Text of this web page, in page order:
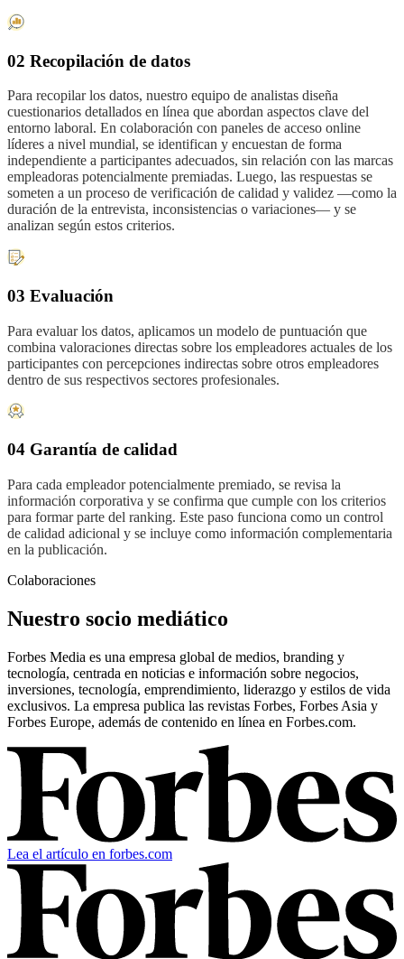
02 Recopilación de datos
Para recopilar los datos, nuestro equipo de analistas diseña
cuestionarios detallados en línea que abordan aspectos clave del
entorno laboral. En colaboración con paneles de acceso online
líderes a nivel mundial, se identifican y encuestan de forma
independiente a participantes adecuados, sin relación con las marcas
empleadoras potencialmente premiadas. Luego, las respuestas se
someten a un proceso de verificación de calidad y validez —como la
duración de la entrevista, inconsistencias o variaciones— y se
analizan según estos criterios.
03 Evaluación
Para evaluar los datos, aplicamos un modelo de puntuación que
combina valoraciones directas sobre los empleadores actuales de los
participantes con percepciones indirectas sobre otros empleadores
dentro de sus respectivos sectores profesionales.
04 Garantía de calidad
Para cada empleador potencialmente premiado, se revisa la
información corporativa y se confirma que cumple con los criterios
para formar parte del ranking. Este paso funciona como un control
de calidad adicional y se incluye como información complementaria
en la publicación.
Colaboraciones
Nuestro socio mediático
Forbes Media es una empresa global de medios, branding y
tecnología, centrada en noticias e información sobre negocios,
inversiones, tecnología, emprendimiento, liderazgo y estilos de vida
exclusivos. La empresa publica las revistas Forbes, Forbes Asia y
Forbes Europe, además de contenido en línea en Forbes.com.
Lea el artículo en forbes.com